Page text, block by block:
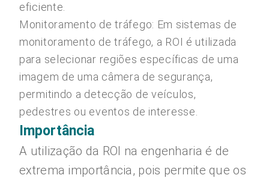
eficiente.
Monitoramento de tráfego: Em sistemas de
monitoramento de tráfego, a ROI é utilizada
para selecionar regiões específicas de uma
imagem de uma câmera de segurança,
permitindo a detecção de veículos,
pedestres ou eventos de interesse.
Importância
A utilização da ROI na engenharia é de
extrema importância, pois permite que os